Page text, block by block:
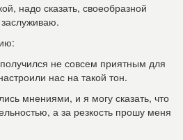
надо сказать, своеобразной
не совсем приятным для
нас на такой тон.
мнениями, и я могу сказать, что
а за резкость прошу меня